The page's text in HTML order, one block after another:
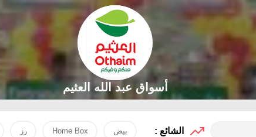
أسواق عبد الله العثيم
الشائع : بيض Home Box رز